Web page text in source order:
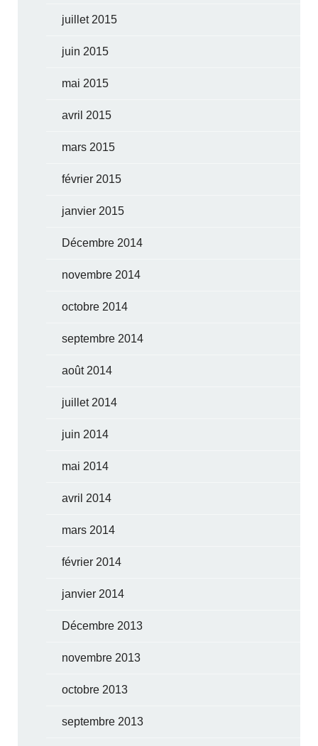
juillet 2015
juin 2015
mai 2015
avril 2015
mars 2015
février 2015
janvier 2015
Décembre 2014
novembre 2014
octobre 2014
septembre 2014
août 2014
juillet 2014
juin 2014
mai 2014
avril 2014
mars 2014
février 2014
janvier 2014
Décembre 2013
novembre 2013
octobre 2013
septembre 2013